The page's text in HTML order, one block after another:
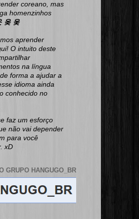
coreano, mas
homenzinhos
옺 웆
aprender
O intuito deste
na língua
forma a ajudar a
idioma ainda
conhecido no
faz um esforço
não vai depender
para você
xD
GRUPO HANGUGO_BR